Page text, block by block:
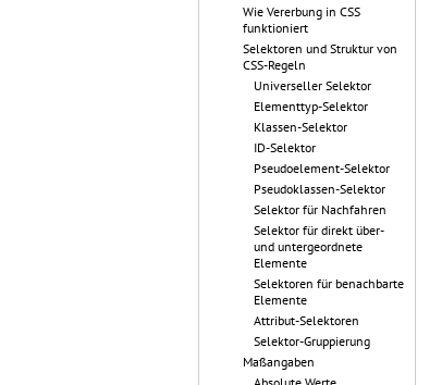
Wie Vererbung in CSS
funktioniert
Selektoren und Struktur von
CSS-Regeln
Universeller Selektor
Elementtyp-Selektor
Klassen-Selektor
ID-Selektor
Pseudoelement-Selektor
Pseudoklassen-Selektor
Selektor für Nachfahren
Selektor für direkt über-
und untergeordnete
Elemente
Selektoren für benachbarte
Elemente
Attribut-Selektoren
Selektor-Gruppierung
Maßangaben